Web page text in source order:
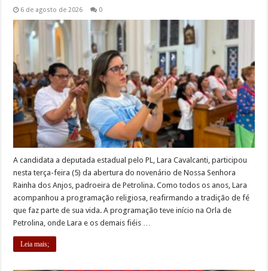
6 de agosto de 2026 0
A candidata a deputada estadual pelo PL, Lara Cavalcanti, participou
nesta terça-feira (5) da abertura do novenário de Nossa Senhora
Rainha dos Anjos, padroeira de Petrolina. Como todos os anos, Lara
acompanhou a programação religiosa, reafirmando a tradição de fé
que faz parte de sua vida. A programação teve início na Orla de
Petrolina, onde Lara e os demais fiéis …
Leia mais;